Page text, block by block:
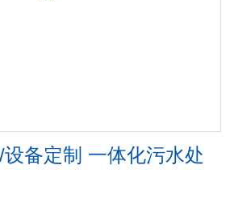
备定制 一体化污水处